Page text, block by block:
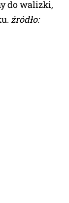
do walizki,
źródło: